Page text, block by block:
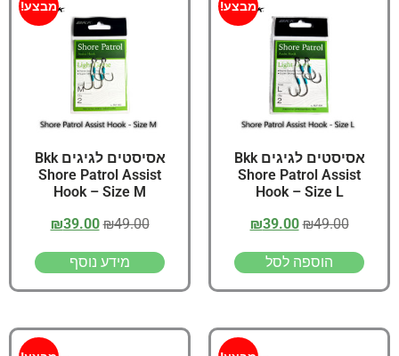
מבצע!
אסיסטים לגיגים Bkk
Shore Patrol Assist
Hook – Size L
₪49.00
₪39.00
הוספה לסל
מבצע!
אסיסטים לגיגים Bkk
Shore Patrol Assist
Hook – Size M
₪49.00
₪39.00
מידע נוסף